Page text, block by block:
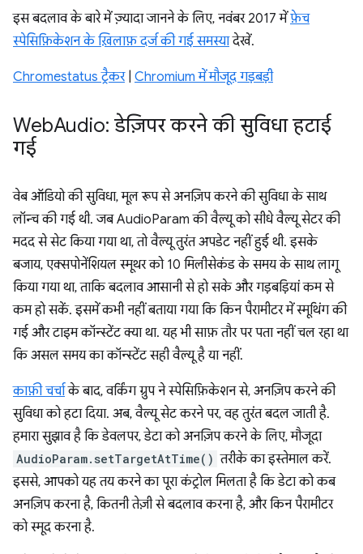
इस बदलाव के बारे में ज़्यादा जानने के लिए, नवंबर 2017 मेंफ़ेच
स्पेसिफ़िकेशन के ख़िलाफ़ दर्ज की गई समस्यादेखें.
Chromestatus ट्रैकर| Chromium में मौजूद गड़बड़ी
WebAudio: डेज़िपर करने की सुविधा हटाई
गई
वेब ऑडियो की सुविधा, मूल रूप से अनज़िप करने की सुविधा के साथ
लॉन्च की गई थी. जब AudioParam की वैल्यू को सीधे वैल्यू सेटर की
मदद से सेट किया गया था, तो वैल्यू तुरंत अपडेट नहीं हुई थी. इसके
बजाय, एक्सपोनेंशियल स्मूथर को 10 मिलीसेकंड के समय के साथ लागू
किया गया था, ताकि बदलाव आसानी से हो सके और गड़बड़ियां कम से
कम हो सकें. इसमें कभी नहीं बताया गया कि किन पैरामीटर में स्मूथिंग की
गई और टाइम कॉन्स्टेंट क्या था. यह भी साफ़ तौर पर पता नहीं चल रहा था
कि असल समय का कॉन्स्टेंट सही वैल्यू है या नहीं.
काफ़ी चर्चाके बाद, वर्किंग ग्रुप ने स्पेसिफ़िकेशन से, अनज़िप करने की
सुविधा को हटा दिया. अब, वैल्यू सेट करने पर, वह तुरंत बदल जाती है.
हमारा सुझाव है कि डेवलपर, डेटा को अनज़िप करने के लिए, मौजूदा
AudioParam.setTargetAtTime() तरीके का इस्तेमाल करें.
इससे, आपको यह तय करने का पूरा कंट्रोल मिलता है कि डेटा को कब
अनज़िप करना है, कितनी तेज़ी से बदलाव करना है, और किन पैरामीटर
को स्मूद करना है.